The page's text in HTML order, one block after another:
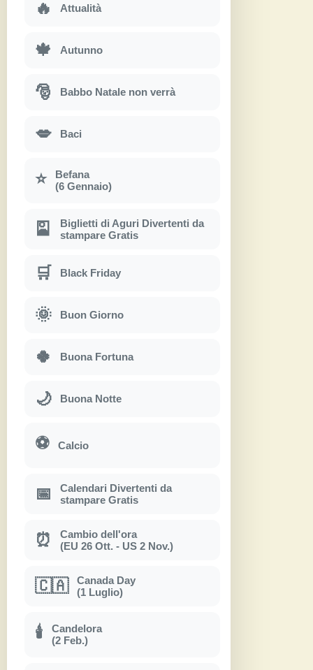
🔥 Attualità
🍁 Autunno
🎅 Babbo Natale non verrà
💋 Baci
⭐
Befana
(6 Gennaio)
🎴
Biglietti di Aguri Divertenti da
stampare Gratis
🛒 Black Friday
🌞 Buon Giorno
🍀 Buona Fortuna
🌙 Buona Notte
⚽ Calcio
📅
Calendari Divertenti da
stampare Gratis
⏰
Cambio dell'ora
(EU 26 Ott. - US 2 Nov.)
🇨🇦
Canada Day
(1 Luglio)
🕯
Candelora
(2 Feb.)